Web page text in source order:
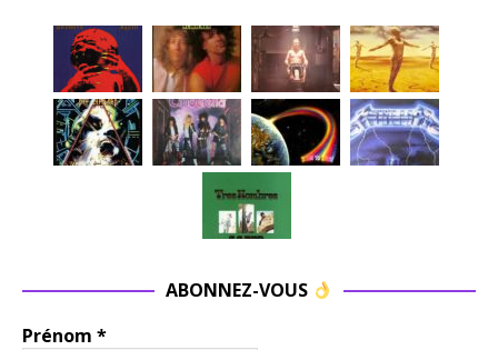
ABONNEZ-VOUS
Prénom *